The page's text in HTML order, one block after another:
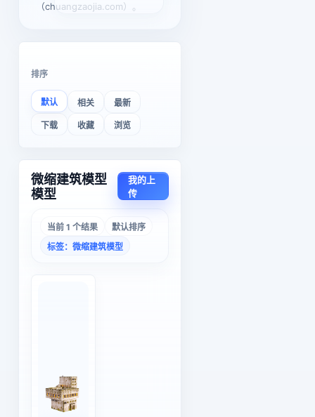
（chuangzaojia.com）。
排序
默认 相关 最新
下载 收藏 浏览
微缩建筑模型
模型
我的上
传
当前 1 个结果
默认排序
标签：微缩建筑模型